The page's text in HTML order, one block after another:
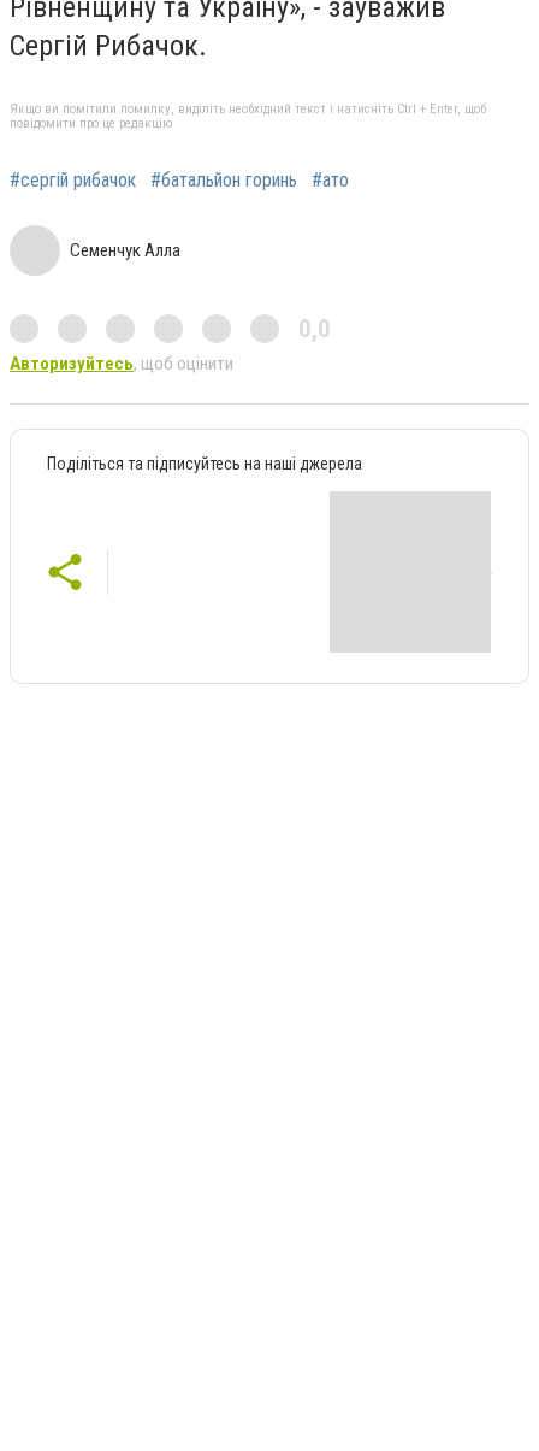
Рівненщину та Україну», - зауважив
Сергій Рибачок.
Якщо ви помітили помилку, виділіть необхідний текст і натисніть Ctrl + Enter, щоб
повідомити про це редакцію
#сергій рибачок #батальйон горинь #ато
Семенчук Алла
0,0
Авторизуйтесь, щоб оцінити
Поділіться та підписуйтесь на наші джерела